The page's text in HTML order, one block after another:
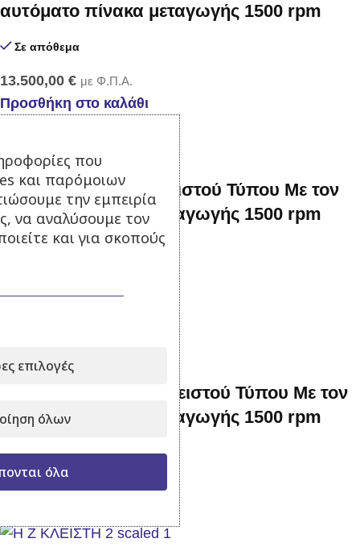
αυτόματο πίνακα μεταγωγής 1500 rpm
Σε απόθεμα
13.500,00 € με Φ.Π.Α.
Προσθήκη στο καλάθι
72 kva Γεννήτρια Κλειστού Τύπου Με τον
αυτόματο πίνακα μεταγωγής 1500 rpm
110 kva Γεννήτρια Κλειστού Τύπου Με τον
αυτόματο πίνακα μεταγωγής 1500 rpm
Σε απόθεμα
21.900,00€
που
και παρόμοιων
την εμπειρία
να αναλύσουμε τον
και για σκοπούς
επιλογές
όλων
όλα